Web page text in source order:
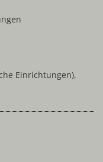
Einrichtungen),